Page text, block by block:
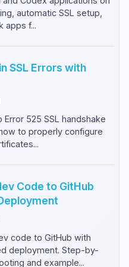
automatic SSL setup,
apps f...
SSL Errors with
525 SSL handshake
to properly configure
Code to GitHub
code to GitHub with
deployment. Step-by-
and example...